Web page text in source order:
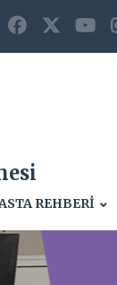
REHBERİ